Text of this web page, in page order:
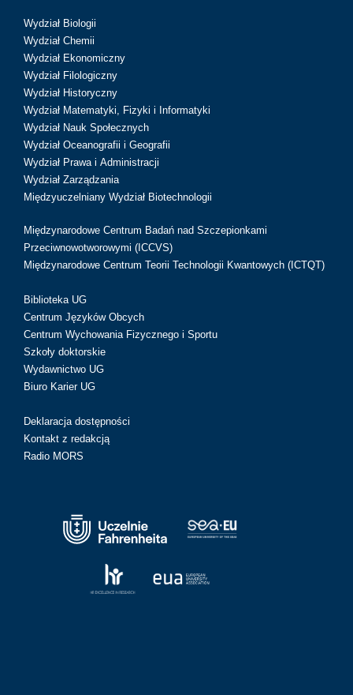
Wydział Biologii
Wydział Chemii
Wydział Ekonomiczny
Wydział Filologiczny
Wydział Historyczny
Wydział Matematyki, Fizyki i Informatyki
Wydział Nauk Społecznych
Wydział Oceanografii i Geografii
Wydział Prawa i Administracji
Wydział Zarządzania
Międzyuczelniany Wydział Biotechnologii
Międzynarodowe Centrum Badań nad Szczepionkami
Przeciwnowotworowymi (ICCVS)
Międzynarodowe Centrum Teorii Technologii Kwantowych (ICTQT)
Biblioteka UG
Centrum Języków Obcych
Centrum Wychowania Fizycznego i Sportu
Szkoły doktorskie
Wydawnictwo UG
Biuro Karier UG
Deklaracja dostępności
Kontakt z redakcją
Radio MORS